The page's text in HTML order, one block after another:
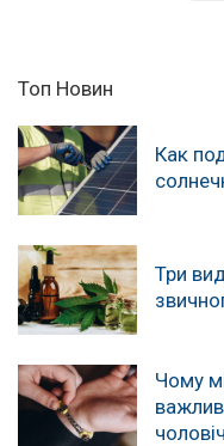
Топ Новин
Как
Три
Чому